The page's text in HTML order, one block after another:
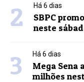
2 Há 6 dias
SBPC
neste
3 Há 6 dias
Mega Sena
milhões